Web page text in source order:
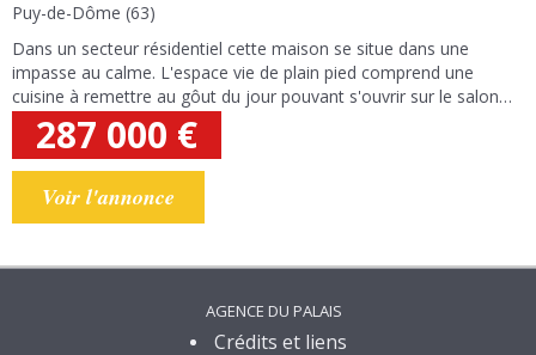
Puy-de-Dôme (63)
Dans un secteur résidentiel cette maison se situe dans une
impasse au calme. L'espace vie de plain pied comprend une
cuisine à remettre au gôut du jour pouvant s'ouvrir sur le salon
salle à manger, un demi-niveau complète l'espace vie avec
mezzanine avec coin bureau...
287 000 €
Voir l'annonce
AGENCE DU PALAIS
Crédits et liens